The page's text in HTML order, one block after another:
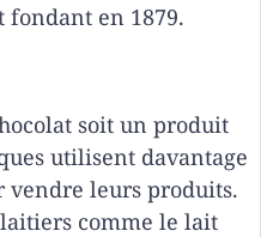
fondant en 1879.
soit un produit
utilisent davantage
leurs produits.
comme le lait